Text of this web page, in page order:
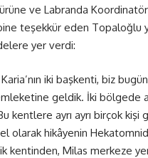
ve Labranda
teşekkür eden Topaloğlu
yer verdi:
iki başkenti, biz bugün
geldik. İki bölgede
kentlere ayrı ayrı birçok kişi
olarak hikâyenin
kentinden, Milas merkeze